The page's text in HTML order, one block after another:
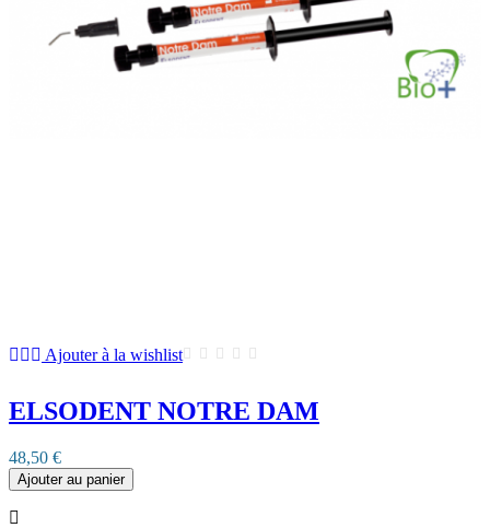
Ajouter à la wishlist
ELSODENT NOTRE DAM
48,50 €
Ajouter au panier